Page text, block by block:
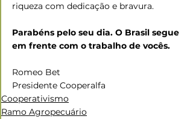
riqueza com dedicação e bravura.
Parabéns pelo seu dia. O Brasil segue
em frente com o trabalho de vocês.
Romeo Bet
Presidente Cooperalfa
Cooperativismo
Ramo Agropecuário